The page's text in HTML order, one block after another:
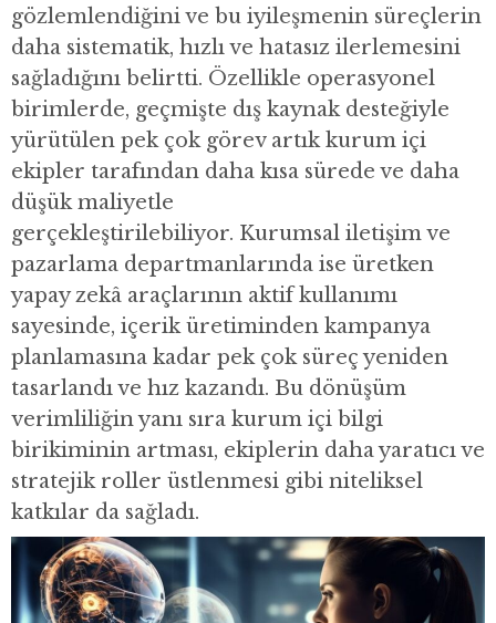
gözlemlendiğini ve bu iyileşmenin süreçlerin
daha sistematik, hızlı ve hatasız ilerlemesini
sağladığını belirtti. Özellikle operasyonel
birimlerde, geçmişte dış kaynak desteğiyle
yürütülen pek çok görev artık kurum içi
ekipler tarafından daha kısa sürede ve daha
düşük maliyetle
gerçekleştirilebiliyor. Kurumsal iletişim ve
pazarlama departmanlarında ise üretken
yapay zekâ araçlarının aktif kullanımı
sayesinde, içerik üretiminden kampanya
planlamasına kadar pek çok süreç yeniden
tasarlandı ve hız kazandı. Bu dönüşüm
verimliliğin yanı sıra kurum içi bilgi
birikiminin artması, ekiplerin daha yaratıcı ve
stratejik roller üstlenmesi gibi niteliksel
katkılar da sağladı.